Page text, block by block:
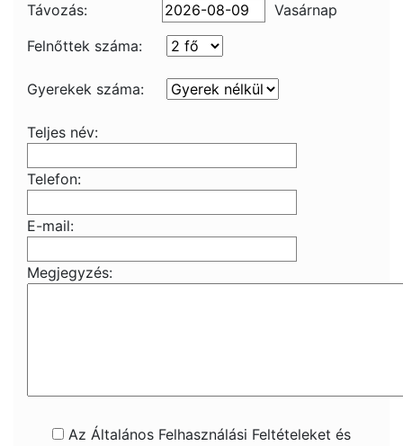
Távozás:
Vasárnap
Felnőttek száma:
Gyerekek száma:
Teljes név:
Telefon:
E-mail:
Megjegyzés:
Az Általános Felhasználási Feltételeket és